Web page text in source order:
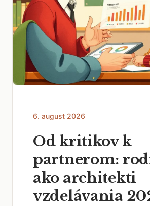
6. august 2026
Od kritikov k
partnerom:
ako architekti
vzdelávania